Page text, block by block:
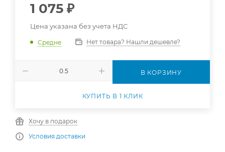
1 075 ₽
Цена указана без учета НДС
Средне Нет товара? Нашли дешевле?
В КОРЗИНУ
КУПИТЬ В 1 КЛИК
Хочу в подарок
Условия доставки